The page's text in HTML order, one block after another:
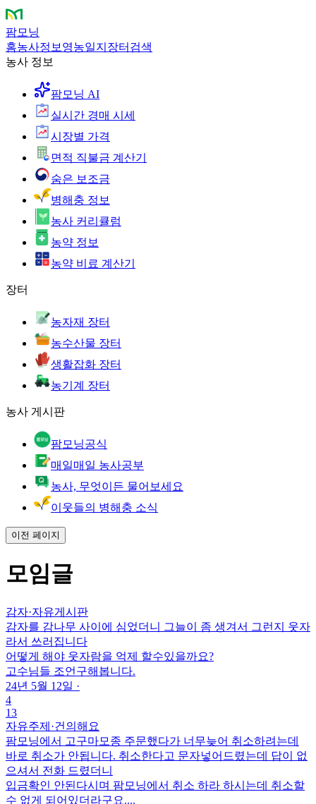
팜모닝
홈농사정보 영농일지 장터 검색
농사 정보
팜모닝 AI
실시간 경매 시세
시장별 가격
면적 직불금 계산기
숨은 보조금
병해충 정보
농사 커리큘럼
농약 정보
농약 비료 계산기
장터
농자재 장터
농수산물 장터
생활잡화 장터
농기계 장터
농사 게시판
팜모닝공식
매일매일 농사공부
농사, 무엇이든 물어보세요
이웃들의 병해충 소식
이전 페이지
모임글
감자·자유게시판
감자를 감나무 사이에 심었더니 그늘이 좀 생겨서 그런지 웃자
라서 쓰러집니다
어떻게 해야 웃자람을 억제 할수있을까요?
고수님들 조언구해봅니다.
24년 5월 12일 ·
4
13
자유주제 ·건의해요
팜모닝에서 고구마모종 주문했다가 너무늦어 취소하려는데
바로 취소가 안됩니다. 취소한다고 문자넣어드렸는데 답이 없
으셔서 전화 드렸더니
입금확인 안된다시며 팜모닝에서 취소 하라 하시는데 취소할
수 없게 되어있더라구요....